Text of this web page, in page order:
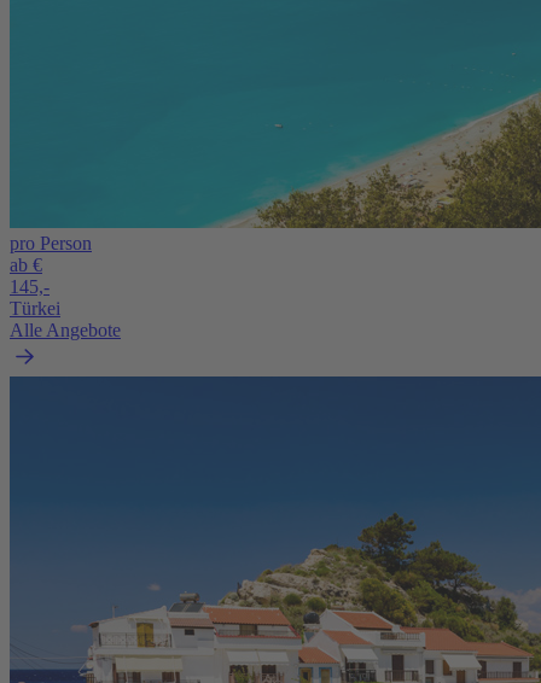
pro Person
ab €
145,-
Türkei
Alle Angebote